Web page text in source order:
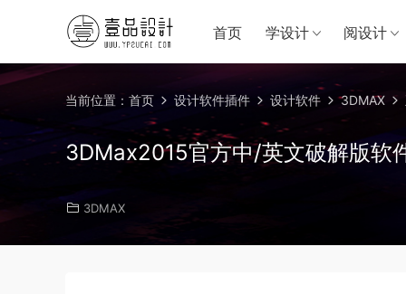
首页 学设计 阅设计
当前位置： 首页 设计软件插件 设计软件 3DMAX
3DMax2015官方中/英文破解版软
3DMAX